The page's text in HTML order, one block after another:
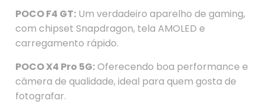
POCO F4 GT: Um verdadeiro aparelho de gaming,
com chipset Snapdragon, tela AMOLED e
carregamento rápido.
POCO X4 Pro 5G:Oferecendo boa performance e
câmera de qualidade, ideal para quem gosta de
fotografar.